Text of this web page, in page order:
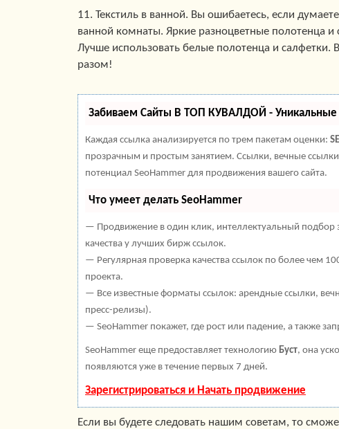
11. Текстиль в ванной. Вы ошибаетесь, если
ванной комнаты. Яркие разноцветные полотенца
Лучше использовать белые полотенца и салфетки.
разом!
Забиваем Сайты В ТОП КУВАЛДОЙ - Уникальные
Каждая ссылка анализируется по трем пакетам оценки:
прозрачным и простым занятием. Ссылки, вечные
потенциал SeoHammer для продвижения вашего сайта.
Что умеет делать SeoHammer
— Продвижение в один клик, интеллектуальный подбор
качества у лучших бирж ссылок.
— Регулярная проверка качества ссылок по более чем
проекта.
— Все известные форматы ссылок: арендные ссылки,
пресс-релизы).
— SeoHammer покажет, где рост или падение, а также
SeoHammer еще предоставляет технологию Буст, она
появляются уже в течение первых 7 дней.
Зарегистрироваться и Начать продвижение
Если вы будете следовать нашим советам, то